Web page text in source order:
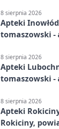
8 sierpnia 2026
Apteki
tomaszowski -
8 sierpnia 2026
Apteki
tomaszowski -
8 sierpnia 2026
Apteki
Rokiciny,